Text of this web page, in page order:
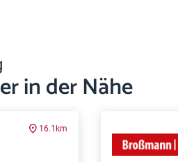
in der Nähe
16.1km